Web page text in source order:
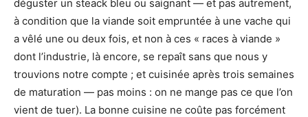
déguster un steack bleu ou saignant — et pas autrement,
à condition que la viande soit empruntée à une vache qui
a vêlé une ou deux fois, et non à ces « races à viande »
dont l’industrie, là encore, se repaît sans que nous y
trouvions notre compte ; et cuisinée après trois semaines
de maturation — pas moins : on ne mange pas ce que l’on
vient de tuer). La bonne cuisine ne coûte pas forcément